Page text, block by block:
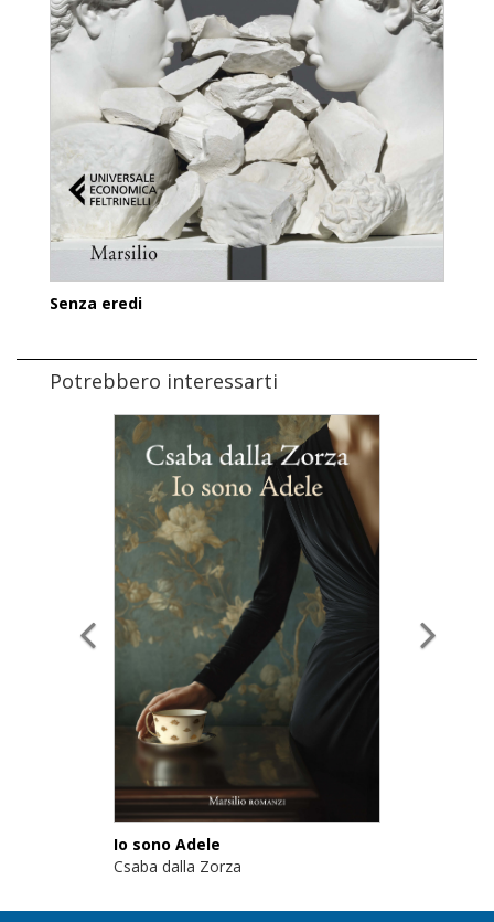
Senza eredi
Potrebbero interessarti
Io sono Adele
Csaba dalla Zorza